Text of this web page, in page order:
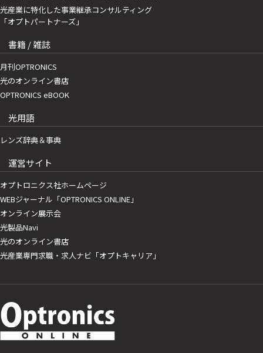
光産業に特化した事業継承コンサルティング
「オプトパートナーズ」
書籍 / 雑誌
月刊OPTRONICS
光のオンライン書店
OPTRONICS eBOOK
光用語
レンズ辞典＆事典
運営サイト
オプトロニクス社ホームページ
WEBジャーナル「OPTRONICS ONLINE」
オンライン展示会
光製品Navi
光のオンライン書店
光産業専門求職・求人ナビ「オプトキャリア」